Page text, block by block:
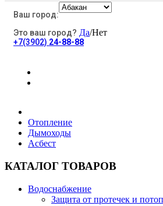
Электротовары
Ваш город:
Это ваш город? Да/Нет
+7(3902) 24-88-88
Отопление
Дымоходы
Асбест
КАТАЛОГ ТОВАРОВ
Водоснабжение
Защита от протечек и